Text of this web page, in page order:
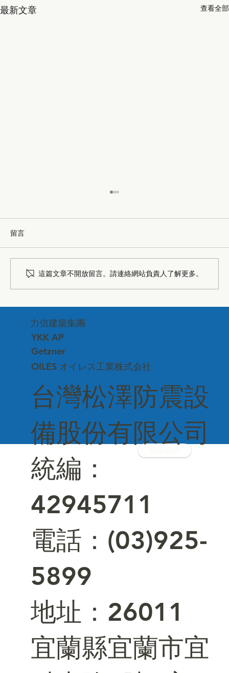
台灣松澤防震設
備股份有限公司
統編：
42945711
電話：(03)925-
5899
​地址：26011
宜蘭縣宜蘭市宜
OILES オイレス工業株式会社
Getzner
YKK AP
力信建築集團
最新文章 查看全部
結建築美學
留言
這篇文章不開放留言。請連絡網站負責人了解更多。